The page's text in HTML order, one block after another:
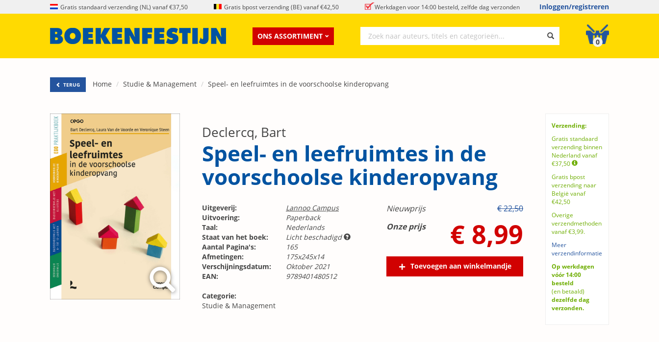
Gratis standaard verzending (NL) vanaf €37,50 Gratis bpost verzending (BE) vanaf €42,50 Werkdagen voor 14:00 besteld, zelfde dag verzonden Inloggen/registreren
ONS ASSORTIMENT
0
TERUG Home Studie & Management Speel- en leefruimtes in de voorschoolse kinderopvang
Verzending:
Gratis standaard
verzending binnen
Nederland vanaf
€37,50
Gratis bpost
verzending naar
België vanaf
€42,50
Overige
verzendmethoden
vanaf €3,99.
Meer
verzendinformatie
Op werkdagen
vóór 14:00
besteld
(en betaald)
dezelfde dag
verzonden.
Declercq, Bart
Speel- en leefruimtes in de
voorschoolse kinderopvang
Uitgeverij:
Lannoo Campus
Uitvoering:
Paperback
Taal:
Nederlands
Staat van het boek:
Licht beschadigd
Aantal Pagina's:
165
Afmetingen:
175x245x14
Verschijningsdatum:
Oktober 2021
EAN:
9789401480512
Nieuwprijs
€ 22,50
Onze prijs
€ 8,99
Toevoegen aan winkelmandje
Categorie:
Studie & Management